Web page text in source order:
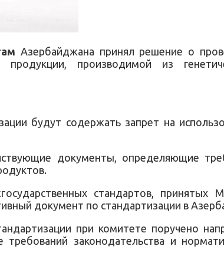
Азербайджана принял решение о
производимой из
будут содержать запрет на
документы, определяющие
стандартов, принятых
документ по стандартизации в
при комитете поручено
законодательства и